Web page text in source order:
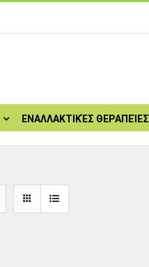
ΕΝΑΛΛΑΚΤΙΚΈΣ ΘΕΡΑΠΕΊΕΣ